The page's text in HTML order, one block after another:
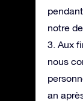
notre
3. Aux
nous
an